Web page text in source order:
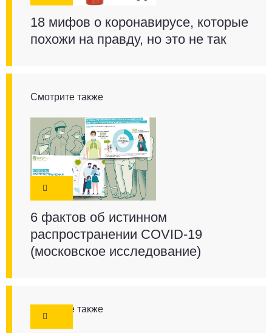
18 мифов о коронавирусе, которые
похожи на правду, но это не так
Смотрите также
6 фактов об истинном
распространении COVID-19
(московское исследование)
Смотрите также